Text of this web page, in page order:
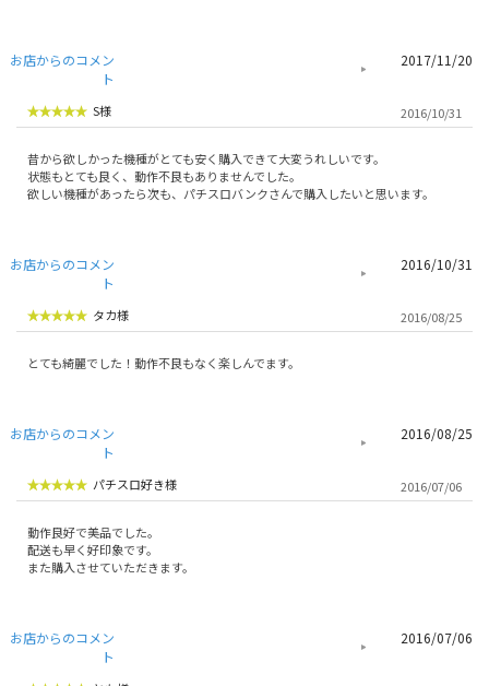
お店からのコメン
ト
2017/11/20
S様 2016/10/31
昔から欲しかった機種がとても安く購入できて大変うれしいです。
状態もとても良く、動作不良もありませんでした。
欲しい機種があったら次も、パチスロバンクさんで購入したいと思います。
お店からのコメン
ト
2016/10/31
タカ様 2016/08/25
とても綺麗でした！動作不良もなく楽しんでます。
お店からのコメン
ト
2016/08/25
パチスロ好き様 2016/07/06
動作良好で美品でした。
配送も早く好印象です。
また購入させていただきます。
お店からのコメン
ト
2016/07/06